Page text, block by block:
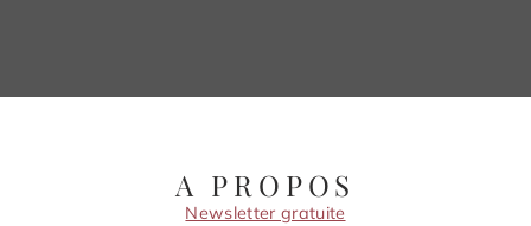
A PROPOS
Newsletter gratuite